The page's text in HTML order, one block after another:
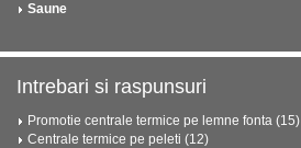
Saune
Intrebari si raspunsuri
Promotie centrale termice pe lemne fonta (15)
Centrale termice pe peleti (12)